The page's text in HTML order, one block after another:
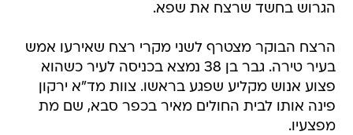
הגרוש בחשד שרצח את שפא.
הרצח הבוקר מצטרף לשני מקרי רצח שאירעו אמש
בעיר טירה. גבר בן 38 נמצא בכניסה לעיר כשהוא
פצוע אנוש מקליע שפגע בראשו. צוות מד"א ירקון
פינה אותו לבית החולים מאיר בכפר סבא, שם מת
מפצעיו.